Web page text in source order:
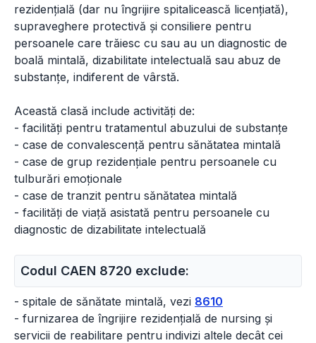
rezidențială (dar nu îngrijire spitalicească licențiată),
supraveghere protectivă și consiliere pentru
persoanele care trăiesc cu sau au un diagnostic de
boală mintală, dizabilitate intelectuală sau abuz de
substanțe, indiferent de vârstă.
Această clasă include activități de:
- facilități pentru tratamentul abuzului de substanțe
- case de convalescență pentru sănătatea mintală
- case de grup rezidențiale pentru persoanele cu
tulburări emoționale
- case de tranzit pentru sănătatea mintală
- facilități de viață asistată pentru persoanele cu
diagnostic de dizabilitate intelectuală
Codul CAEN 8720 exclude:
- spitale de sănătate mintală, vezi 8610
- furnizarea de îngrijire rezidențială de nursing și
servicii de reabilitare pentru indivizi altele decât cei